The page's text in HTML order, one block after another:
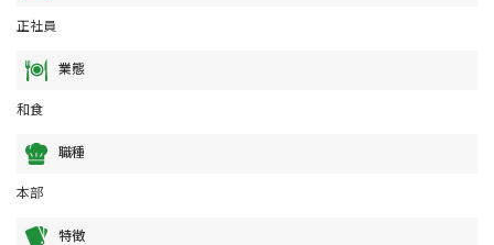
正社員
業態
和食
職種
本部
特徴